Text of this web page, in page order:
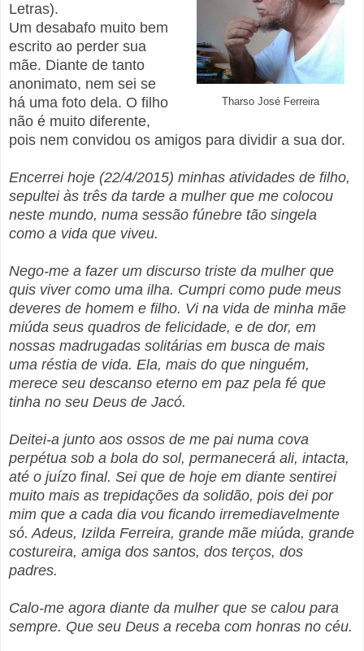
Tharso José Ferreira
Letras).
Um desabafo muito bem
escrito ao perder sua
mãe. Diante de tanto
anonimato, nem sei se
há uma foto dela. O filho
não é muito diferente,
pois nem convidou os amigos para dividir a sua dor.
Encerrei hoje (22/4/2015) minhas atividades de filho,
sepultei às três da tarde a mulher que me colocou
neste mundo, numa sessão fúnebre tão singela
como a vida que viveu.
Nego-me a fazer um discurso triste da mulher que
quis viver como uma ilha. Cumpri como pude meus
deveres de homem e filho. Vi na vida de minha mãe
miúda seus quadros de felicidade, e de dor, em
nossas madrugadas solitárias em busca de mais
uma réstia de vida. Ela, mais do que ninguém,
merece seu descanso eterno em paz pela fé que
tinha no seu Deus de Jacó.
Deitei-a junto aos ossos de me pai numa cova
perpétua sob a bola do sol, permanecerá ali, intacta,
até o juízo final. Sei que de hoje em diante sentirei
muito mais as trepidações da solidão, pois dei por
mim que a cada dia vou ficando irremediavelmente
só. Adeus, Izilda Ferreira, grande mãe miúda, grande
costureira, amiga dos santos, dos terços, dos
padres.
Calo-me agora diante da mulher que se calou para
sempre. Que seu Deus a receba com honras no céu.